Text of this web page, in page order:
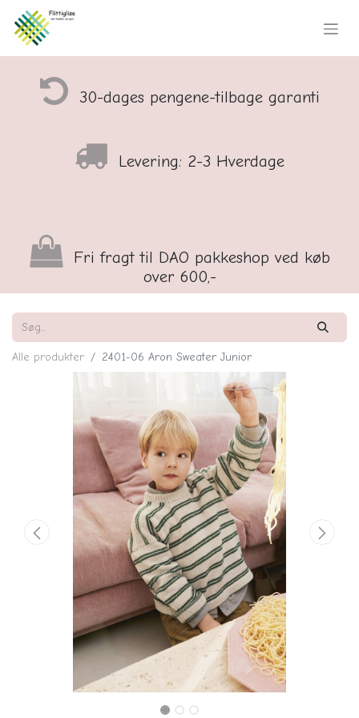
30-dages pengene-tilbage garanti
Levering: 2-3 Hverdage
Fri fragt til DAO pakkeshop ved køb
over 600,-
Alle produkter 2401-06 Aron Sweater Junior